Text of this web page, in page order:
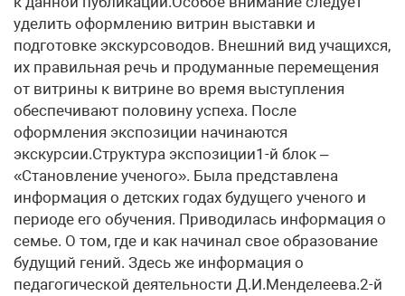
уделить оформлению витрин выставки и
подготовке экскурсоводов. Внешний вид учащихся,
их правильная речь и продуманные перемещения
от витрины к витрине во время выступления
обеспечивают половину успеха. После
оформления экспозиции начинаются
экскурсии.Структура экспозиции1-й блок –
«Становление ученого». Была представлена
информация о детских годах будущего ученого и
периоде его обучения. Приводилась информация о
семье. О том, где и как начинал свое образование
будущий гений. Здесь же информация о
педагогической деятельности Д.И.Менделеева.2-й